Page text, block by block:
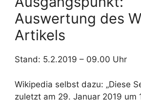
Auswertung des
Artikels
Stand: 5.2.2019 – 09.00 Uhr
Wikipedia selbst dazu: „Diese
zuletzt am 29. Januar 2019 um